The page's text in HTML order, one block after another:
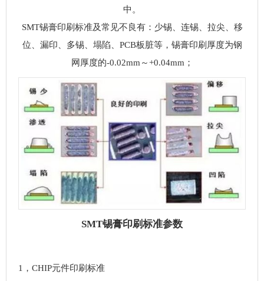
中。
SMT锡膏印刷标准及常见不良有：少锡、连锡、拉尖、移
位、漏印、多锡、塌陷、PCB板脏等，锡膏印刷厚度为钢
网厚度的-0.02mm～+0.04mm；
SMT锡膏印刷标准参数
1，CHIP元件印刷标准